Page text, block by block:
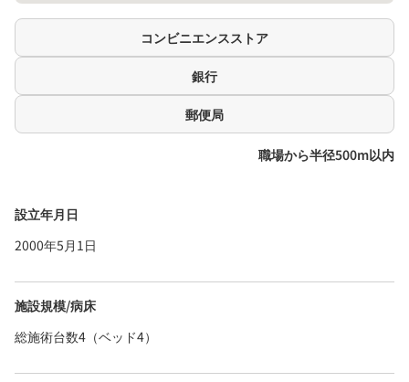
コンビニエンスストア
銀行
郵便局
職場から半径500m以内
設立年月日
2000年5月1日
施設規模/病床
総施術台数4（ベッド4）